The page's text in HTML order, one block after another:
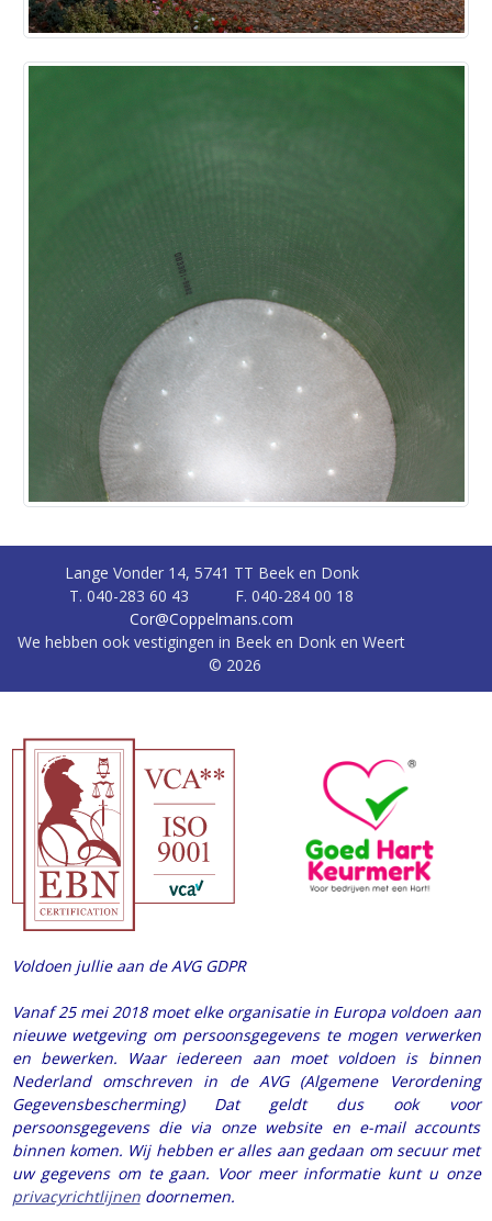
Lange Vonder 14, 5741 TT Beek en Donk
T. 040-283 60 43
F. 040-284 00 18
Cor@Coppelmans.com
We hebben ook vestigingen in Beek en Donk en Weert
© 2026
Voldoen jullie aan de AVG GDPR
Vanaf 25 mei 2018 moet elke organisatie in Europa voldoen aan
nieuwe wetgeving om persoonsgegevens te mogen verwerken
en bewerken. Waar iedereen aan moet voldoen is binnen
Nederland omschreven in de AVG (Algemene Verordening
Gegevensbescherming) Dat geldt dus ook voor
persoonsgegevens die via onze website en e-mail accounts
binnen komen. Wij hebben er alles aan gedaan om secuur met
uw gegevens om te gaan. Voor meer informatie kunt u onze
privacyrichtlijnendoornemen.